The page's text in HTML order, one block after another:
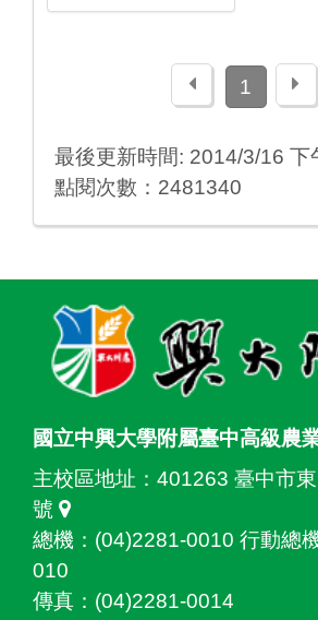
上一頁1 下
最後更新時間: 2014/3/16 下
點閱次數：2481340
國立中興大學附屬臺中高級農
主校區地址： 401263 臺中市
號
總機：(04)2281-0010 行動總
010
傳真：(04)2281-0014